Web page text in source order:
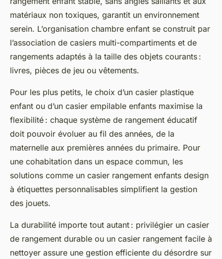
matériaux non toxiques, garantit un environnement
serein. L’organisation chambre enfant se construit par
l’association de casiers multi-compartiments et de
rangements adaptés à la taille des objets courants :
livres, pièces de jeu ou vêtements.
Pour les plus petits, le choix d’un casier plastique
enfant ou d’un casier empilable enfants maximise la
flexibilité : chaque système de rangement éducatif
doit pouvoir évoluer au fil des années, de la
maternelle aux premières années du primaire. Pour
une cohabitation dans un espace commun, les
solutions comme un casier rangement enfants design
à étiquettes personnalisables simplifient la gestion
des jouets.
La durabilité importe tout autant : privilégier un casier
de rangement durable ou un casier rangement facile à
nettoyer assure une gestion efficiente du désordre sur